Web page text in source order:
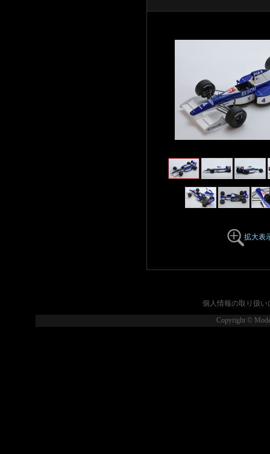
拡大表
個人情報の取り扱い
Copyright ©